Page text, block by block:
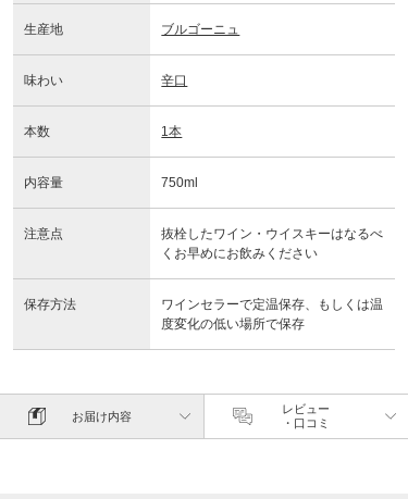
生産地 ブルゴーニュ
味わい 辛口
本数 1本
内容量 750ml
注意点
抜栓したワイン・ウイスキーはなるべ
くお早めにお飲みください
保存方法
ワインセラーで定温保存、もしくは温
度変化の低い場所で保存
お届け内容
レビュー
・口コミ